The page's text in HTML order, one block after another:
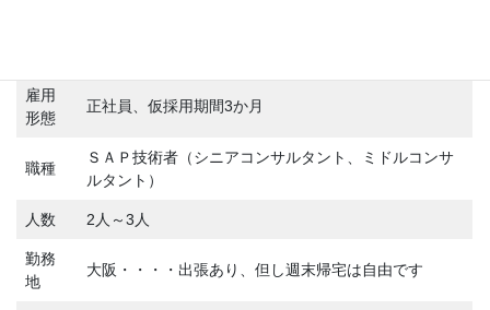
雇用
形態
正社員、仮採用期間3か月
職種
ＳＡＰ技術者（シニアコンサルタント、ミドルコンサ
ルタント）
人数 2人～3人
勤務
地
大阪・・・・出張あり、但し週末帰宅は自由です